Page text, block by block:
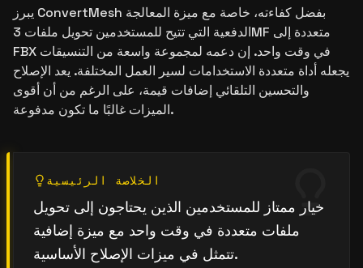
يبرز ConvertMesh بفضل كفاءته، خاصة مع ميزة المعالجة
الدفعية التي تتيح للمستخدمين تحويل ملفات 3MF متعددة إلى
FBX في وقت واحد. إن دعمه لمجموعة واسعة من التنسيقات
يجعله أداة متعددة الاستخدامات لسير العمل المختلفة. يعد الإصلاح
والتحسين التلقائي إضافات قيمة، على الرغم من أن أقوى
الميزات غالبًا ما تكون مدفوعة.
الخلاصة الرئيسية
خيار ممتاز للمستخدمين الذين يحتاجون إلى تحويل
ملفات متعددة في وقت واحد مع ميزة إضافية
تتمثل في ميزات الإصلاح الأساسية.